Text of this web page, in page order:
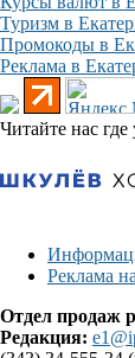
Туризм в
Промокоды в
Реклама в
Читайте нас где
Реклама
Отдел продаж
Редакция: